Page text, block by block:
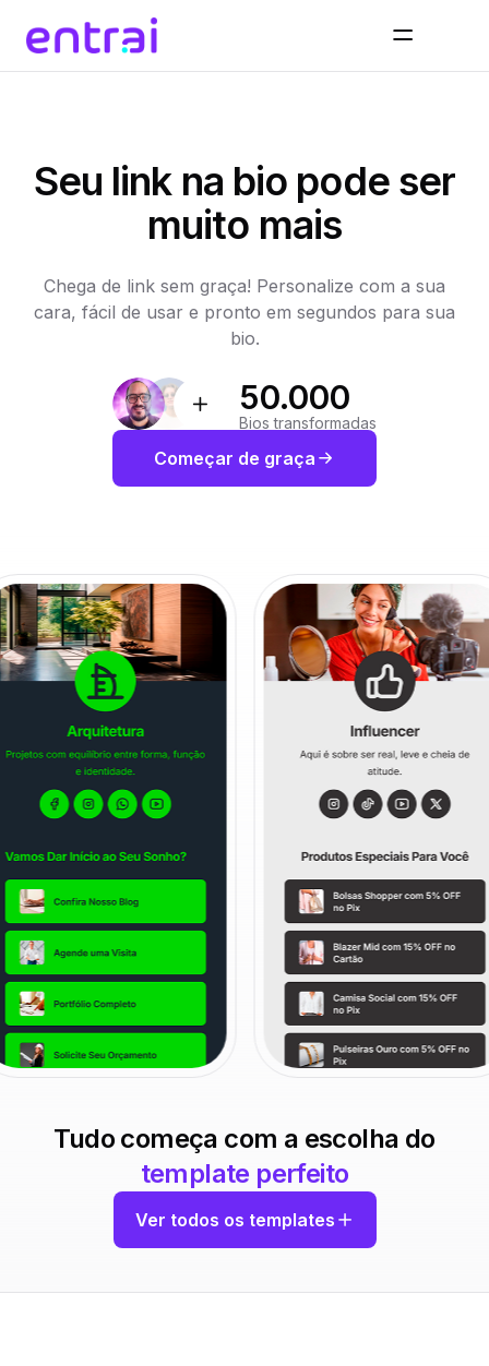
Seu link na bio pode ser
muito mais
Chega de link sem graça! Personalize com a sua
cara, fácil de usar e pronto em segundos para sua
bio.
Começar de graça
50.000
Bios transformadas
Tudo começa com a escolha do
template perfeito
Ver todos os templates